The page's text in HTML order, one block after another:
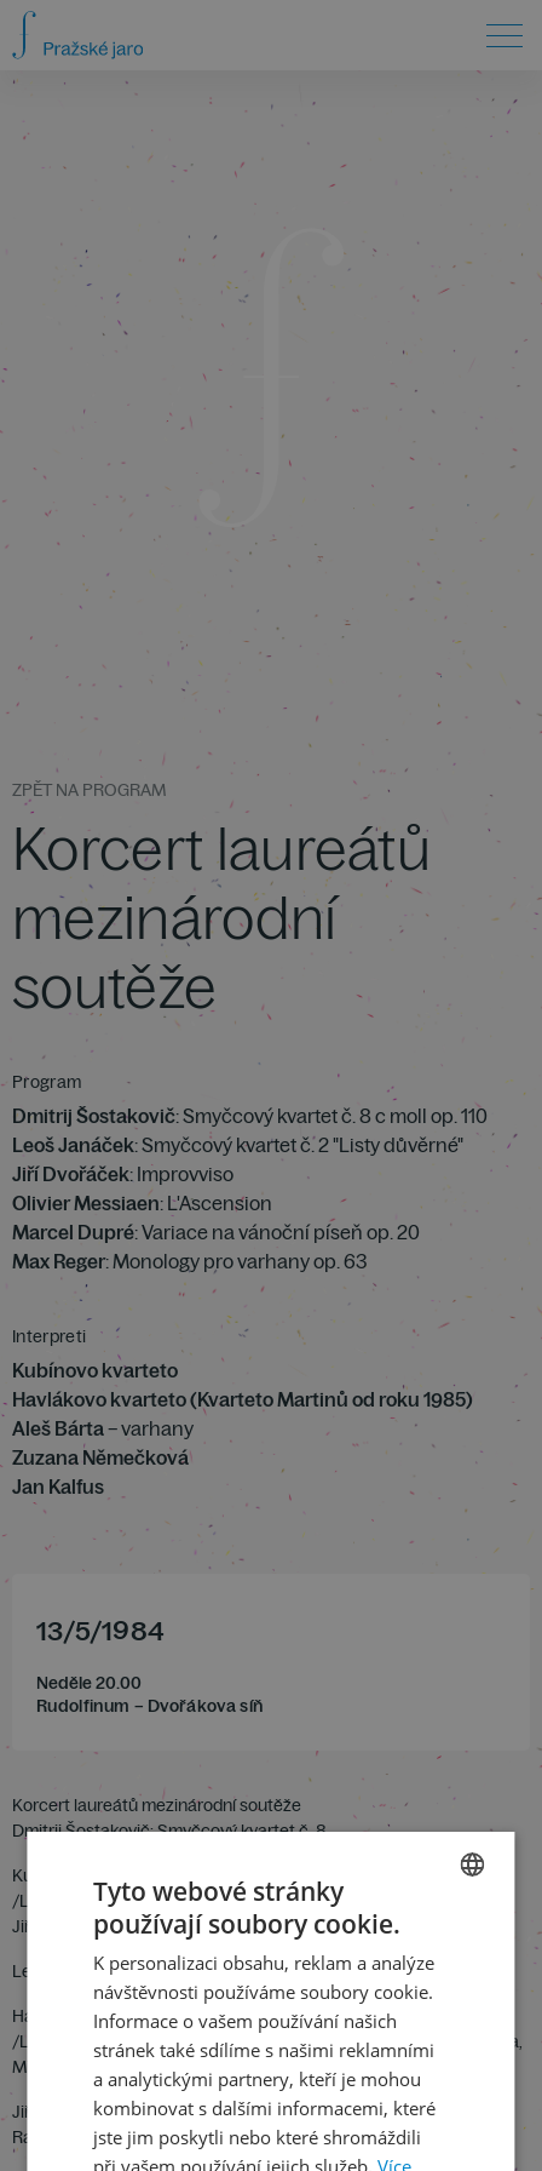
ZPĚT NA PROGRAM
Korcert laureátů
mezinárodní
soutěže
Program
Dmitrij Šostakovič: Smyčcový kvartet č. 8 c moll op. 110
Leoš Janáček: Smyčcový kvartet č. 2 "Listy důvěrné"
Jiří Dvořáček: Improvviso
Olivier Messiaen: L'Ascension
Marcel Dupré: Variace na vánoční píseň op. 20
Max Reger: Monology pro varhany op. 63
Interpreti
Kubínovo kvarteto
Havlákovo kvarteto (Kvarteto Martinů od roku 1985)
Aleš Bárta– varhany
Zuzana Němečková
Jan Kalfus
13/5/1984
Neděle 20.00
Rudolfinum – Dvořákova síň
Korcert laureátů mezinárodní soutěže
Dmitrij Šostakovič: Smyčcový kvartet č. 8
Kubínovo kvarteto
/Luděk Cap -1. housle, Jan Niederle – 2. housle, Pavel Vítek – viola,
Jiří Zedníček – violoncello/
Leoš Janáček: Smyčcový kvartet č. 2 „Listy důvěrné“
Havlákovo kvarteto
/Lubomír Havlák – 1. housle, Libor Kaňka – 2. housle, Jan Jíša – viola,
Michal Kaňka – violoncello/
Jiří Dořáček: Improvviso
Rainer Maria Rückschloss
ENGLISH
Tyto webové stránky
používají soubory cookie.
K personalizaci obsahu, reklam a analýze
návštěvnosti používáme soubory cookie.
Informace o vašem používání našich
stránek také sdílíme s našimi reklamními
a analytickými partnery, kteří je mohou
kombinovat s dalšími informacemi, které
jste jim poskytli nebo které shromáždili
při vašem používání jejich služeb. Více